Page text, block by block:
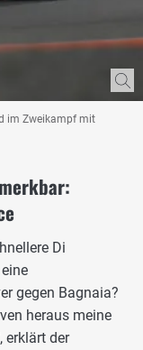
im Zweikampf mit
Di
gegen Bagnaia?
heraus meine
erklärt der